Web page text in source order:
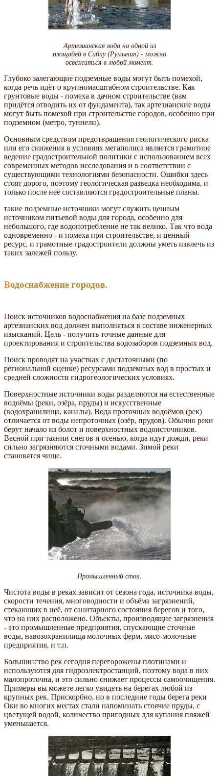
Артезианская вода на одной из
площадей в Сибиу (Румыния) - можно
освежиться в любой момент.
Глубоко залегающие подземные воды могут быть помехой,
когда речь идёт о крупномасштабном строительстве. Как
грунтовые воды - помеха в дачном строительстве (вам
придётся отводить их от фундамента), так артезианские воды
могут быть помехой при строительстве городов, особенно при
подземном (метро, туннели).
Основным средством предотвращения геологического риска
или его снижения в условиях мегаполиса является грамотное
ведение градостроительной политики с использованием всех
современных методов исследования и в соответствии с
существующими технологиями безопасности. Ошибки здесь
стоят дорого, поэтому геологическая разведка необходима, и
только после неё составляются градостроительные планы.
такие подземные источники могут служить ценным
источником питьевой воды для города, особенно для
небольшого, где водопотребление не так велико. Так что вода
одновременно - и помеха при строительстве, и ценный
ресурс, и грамотные градостроители должны уметь извлечь из
таких залежей пользу.
Водоснабжение городов.
Поиск источников водоснабжения на базе подземных
артезианских вод должен выполняться в составе инженерных
изысканий. Цель - получить точные данные для
проектирования и строительства водозаборов подземных вод.
Поиск проводят на участках с достаточными (по
региональной оценке) ресурсами подземных вод в простых и
средней сложности гидрогеологических условиях.
Поверхностные источники воды разделяются на естественные
водоёмы (реки, озёра, пруды) и искусственные
(водохранилища, каналы). Вода проточных водоёмов (рек)
отличается от воды непроточных (озёр, прудов). Обычно реки
берут начало из болот и поверхностных водоисточников.
Весной при таянии снегов и осенью, когда идут дожди, реки
сильно загрязняются сточными водами. Зимой реки
становятся чище.
Промышленный сток.
Чистота воды в реках зависит от сезона года, источника воды,
скорости течения, многоводности и объёма загрязнений,
стекающих в неё, от санитарного состояния берегов и того,
что на них расположено. Объекты, производящие загрязнения
- это промышленные предприятия, спускающие сточные
воды, навозохранилища молочных ферм, мясо-молочные
предприятия, и т.п.
Большинство рек сегодня перегорожены плотинами и
используются для гидроэлектростанций, поэтому вода в них
малопроточна, и это сильно снижает процессы самоочищения.
Примеры вы можете легко увидеть на берегах любой из
крупных рек. Прискорбно, но в последние годы берега реки
Оки во многих местах стали напоминать стоячие пруды, с
цветущей водой, количество пригодных для купания пляжей
уменьшается.